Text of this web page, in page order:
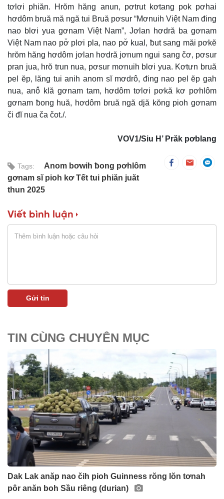
tơlơi phiăn. Hrŏm hăng anun, pơtrut kơtang pok pơhai
hơdôm bruă mă ngă tui Bruă pơsur “Mơnuih Việt Nam đing
nao blơi yua gơnam Việt Nam”, Jơlan hơdră ba gơnam
Việt Nam nao pơ̆ plơi pla, nao pơ̆ kual, ƀut sang măi pơkĕ
hrŏm hăng hơdôm jơlan hơdră jơnum ngui sang čơ, pơsur
pran jua, hrŏ trun nua, pơsur mơnuih blơi yua. Kơtưn bruă
pel ĕp, lăng tui anih anom sĭ mơdrô, đing nao pel ĕp gah
nua, anô̆ klă gơnam tam, hơdôm tơlơi pơkă kơ pơhlôm
gơnam ƀong huă, hơdôm bruă ngă djă kŏng pioh gơnam
či đĭ nua ča čot./.
VOV1/Siu H’ Prăk pơblang
Tags:
Anom bơwih ƀong pơhlôm
gơnam sĭ pioh kơ Tết tui phiăn juăt
thun 2025
Viết bình luận
TIN CÙNG CHUYÊN MỤC
Dak Lak anăp nao čih pioh Guinness rŏng lŏn tơnah
pôr anăn boh Sầu riêng (durian)